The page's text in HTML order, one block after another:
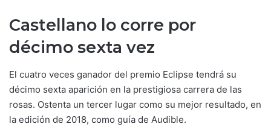
Castellano lo corre por
décimo sexta vez
El cuatro veces ganador del premio Eclipse tendrá su
décimo sexta aparición en la prestigiosa carrera de las
rosas. Ostenta un tercer lugar como su mejor resultado, en
la edición de 2018, como guía de Audible.